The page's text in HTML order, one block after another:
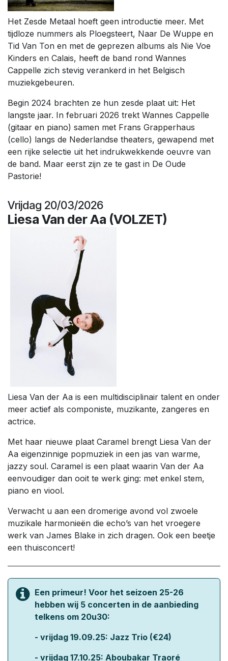
Het Zesde Metaal hoeft geen introductie meer. Met
tijdloze nummers als Ploegsteert, Naar De Wuppe en
Tid Van Ton en met de geprezen albums als Nie Voe
Kinders en Calais, heeft de band rond Wannes
Cappelle zich stevig verankerd in het Belgisch
muziekgebeuren.
Begin 2024 brachten ze hun zesde plaat uit: Het
langste jaar. In februari 2026 trekt Wannes Cappelle
(gitaar en piano) samen met Frans Grapperhaus
(cello) langs de Nederlandse theaters, gewapend met
een rijke selectie uit het indrukwekkende oeuvre van
de band. Maar eerst zijn ze te gast in De Oude
Pastorie!
Vrijdag 20/03/2026
Liesa Van der Aa (VOLZET)
Liesa Van der Aa is een multidisciplinair talent en onder
meer actief als componiste, muzikante, zangeres en
actrice.
Met haar nieuwe plaat Caramel brengt Liesa Van der
Aa eigenzinnige popmuziek in een jas van warme,
jazzy soul. Caramel is een plaat waarin Van der Aa
eenvoudiger dan ooit te werk ging: met enkel stem,
piano en viool.
Verwacht u aan een dromerige avond vol zwoele
muzikale harmonieën die echo’s van het vroegere
werk van James Blake in zich dragen. Ook een beetje
een thuisconcert!
Een primeur! Voor het seizoen 25-26
hebben wij 5 concerten in de aanbieding
telkens om 20u30:
- vrijdag 19.09.25: Jazz Trio (€24)
- vrijdag 17.10.25: Aboubakar Traoré